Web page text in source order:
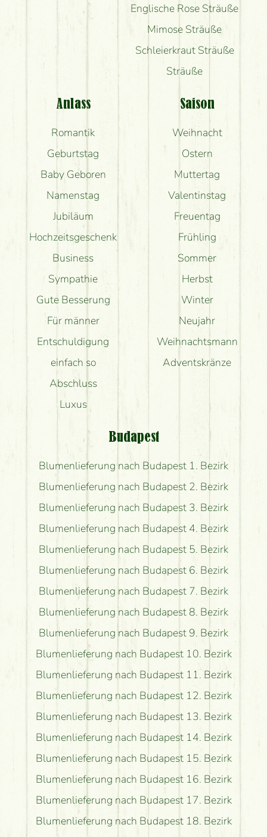
Englische Rose Sträuße
Mimose Sträuße
Schleierkraut Sträuße
Sträuße
Anlass
Romantik
Geburtstag
Baby Geboren
Namenstag
Jubiläum
Hochzeitsgeschenk
Business
Sympathie
Gute Besserung
Für männer
Entschuldigung
einfach so
Abschluss
Luxus
Saison
Weihnacht
Ostern
Muttertag
Valentinstag
Freuentag
Frühling
Sommer
Herbst
Winter
Neujahr
Weihnachtsmann
Adventskränze
Budapest
Blumenlieferung nach Budapest 1. Bezirk
Blumenlieferung nach Budapest 2. Bezirk
Blumenlieferung nach Budapest 3. Bezirk
Blumenlieferung nach Budapest 4. Bezirk
Blumenlieferung nach Budapest 5. Bezirk
Blumenlieferung nach Budapest 6. Bezirk
Blumenlieferung nach Budapest 7. Bezirk
Blumenlieferung nach Budapest 8. Bezirk
Blumenlieferung nach Budapest 9. Bezirk
Blumenlieferung nach Budapest 10. Bezirk
Blumenlieferung nach Budapest 11. Bezirk
Blumenlieferung nach Budapest 12. Bezirk
Blumenlieferung nach Budapest 13. Bezirk
Blumenlieferung nach Budapest 14. Bezirk
Blumenlieferung nach Budapest 15. Bezirk
Blumenlieferung nach Budapest 16. Bezirk
Blumenlieferung nach Budapest 17. Bezirk
Blumenlieferung nach Budapest 18. Bezirk